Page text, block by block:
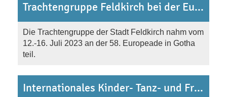
Trachtengruppe Feldkirch bei der Europeade in Gotha/BRD
Die Trachtengruppe der Stadt Feldkirch nahm vom
12.-16. Juli 2023 an der 58. Europeade in Gotha
teil.
Internationales Kinder- Tanz- und Friedens Festival Juli 2023